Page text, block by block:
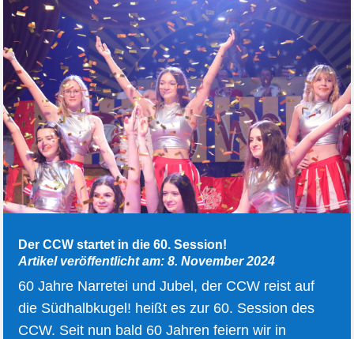
Der CCW startet in die 60. Session!
Artikel veröffentlicht am: 8. November 2024
60 Jahre Narretei und Jubel, der CCW reist auf
die Südhalbkugel! heißt es zur 60. Session des
CCW. Seit nun bald 60 Jahren feiern wir in